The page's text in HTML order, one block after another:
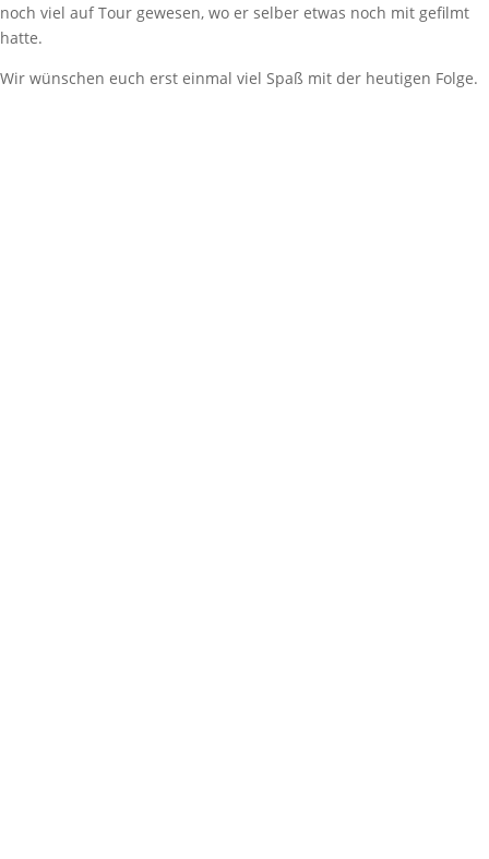
noch viel auf Tour gewesen, wo er selber etwas noch mit gefilmt
hatte.
Wir wünschen euch erst einmal viel Spaß mit der heutigen Folge.